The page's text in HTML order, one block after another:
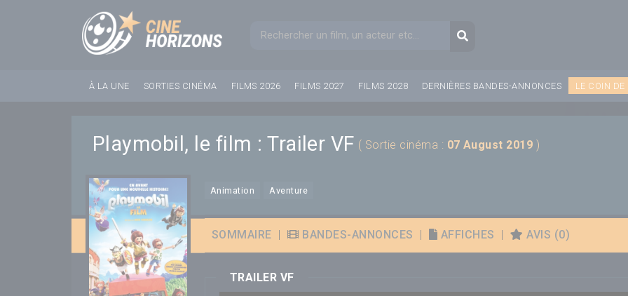
Formulaire de rechercheRecherche
À LA UNE SORTIES CINÉMA FILMS 2026 FILMS 2027 FILMS 2028 DERNIÈRES BANDES-ANNONCES LE COIN DE
Playmobil, le film : Trailer VF ( Sortie cinéma : 07 August 2019 )
Animation Aventure
SOMMAIRE BANDES-ANNONCES AFFICHES AVIS (0)
TRAILER VF
Panneau de gestion des cookies